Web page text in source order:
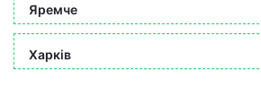
Яремче
Харків